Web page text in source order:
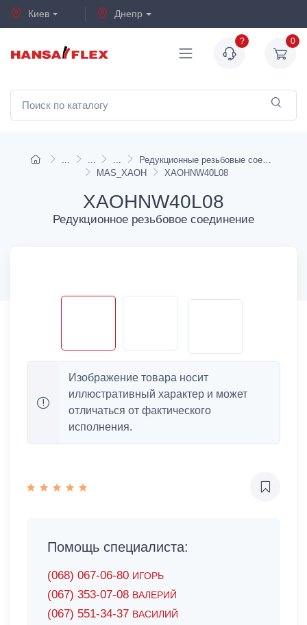
Киев Днепр
? 0
Редукционные резьбовые соединения
MAS_XAOH
XAOHNW40L08
XAOHNW40L08
Редукционное резьбовое соединение
Изображение товара носит
иллюстративный характер и может
отличаться от фактического
исполнения.
Помощь специалиста:
(068) 067-06-80 ИГОРЬ
(067) 353-07-08 ВАЛЕРИЙ
(067) 551-34-37 ВАСИЛИЙ